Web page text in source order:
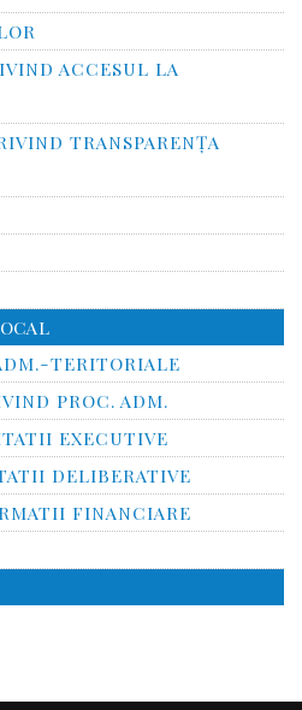
ACCESUL LA
TRANSPARENŢA
TERITORIALE
PROC. ADM.
EXECUTIVE
DELIBERATIVE
FINANCIARE